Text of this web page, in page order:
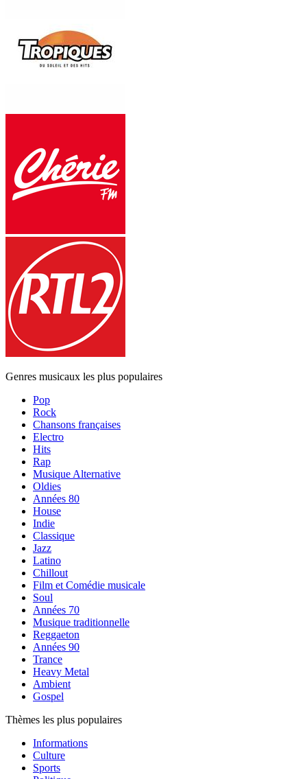
Genres musicaux les plus populaires
Pop
Rock
Chansons françaises
Electro
Hits
Rap
Musique Alternative
Oldies
Années 80
House
Indie
Classique
Jazz
Latino
Chillout
Film et Comédie musicale
Soul
Années 70
Musique traditionnelle
Reggaeton
Années 90
Trance
Heavy Metal
Ambient
Gospel
Thèmes les plus populaires
Informations
Culture
Sports